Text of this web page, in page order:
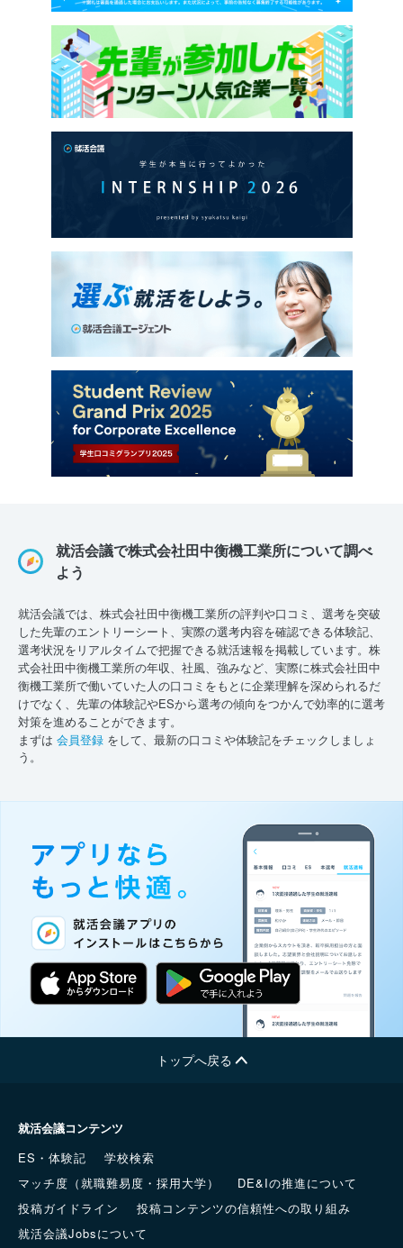
就活会議で株式会社田中衡機工業所について調べ
よう
就活会議では、株式会社田中衡機工業所の評判や口コミ、選考を突破
した先輩のエントリーシート、実際の選考内容を確認できる体験記、
選考状況をリアルタイムで把握できる就活速報を掲載しています。株
式会社田中衡機工業所の年収、社風、強みなど、実際に株式会社田中
衡機工業所で働いていた人の口コミをもとに企業理解を深められるだ
けでなく、先輩の体験記やESから選考の傾向をつかんで効率的に選考
対策を進めることができます。
まずは 会員登録 をして、最新の口コミや体験記をチェックしましょ
う。
トップへ戻る
就活会議コンテンツ
ES・体験記
学校検索
マッチ度（就職難易度・採用大学）
DE&Iの推進について
投稿ガイドライン
投稿コンテンツの信頼性への取り組み
就活会議Jobsについて